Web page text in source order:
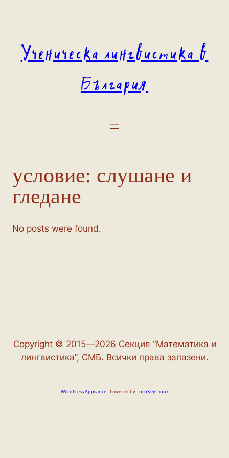
Ученическа лингвистика в
България
условие: слушане и
гледане
No posts were found.
Copyright © 2015—2026 Секция “Математика и
лингвистика”, СМБ. Всички права запазени.
WordPress Appliance- Powered byTurnKey Linux